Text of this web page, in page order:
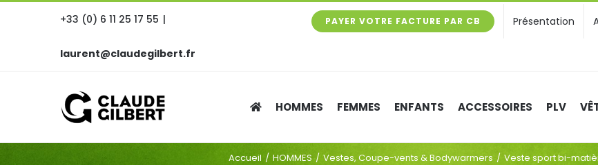
+33 (0) 6 11 25 17 55 |
laurent@claudegilbert.fr
PAYER VOTRE FACTURE PAR CB Présentation
HOMMES FEMMES ENFANTS ACCESSOIRES PLV
Accueil HOMMES Vestes, Coupe-vents & Bodywarmers Veste sport bi-